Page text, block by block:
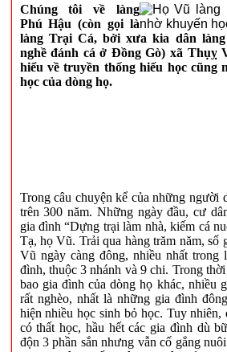
Chúng tôi về làng
Phú Hậu (còn gọi là
làng Trại Cá, bởi xưa kia dân làng
nghề đánh cá ở Đồng Gò) xã Thụỵ
hiểu về truyền thống hiếu học cũng
học của dòng họ.
Trong câu chuyện kể của những người
trên 300 năm. Những ngày đầu, cư
gia đình “Dựng trại làm nhà, kiếm cá
Tạ, họ Vũ. Trải qua hàng trăm năm, số
Vũ ngày càng đông, nhiều nhất trong
đình, thuộc 3 nhánh và 9 chi. Trong
bao gia đình của dòng họ khác, nhiều
rất nghèo, nhất là những gia đình
hiện nhiều học sinh bỏ học. Tuy
có thất học, hầu hết các gia đình dù
độn 3 phần sắn nhưng vẫn cố gắng